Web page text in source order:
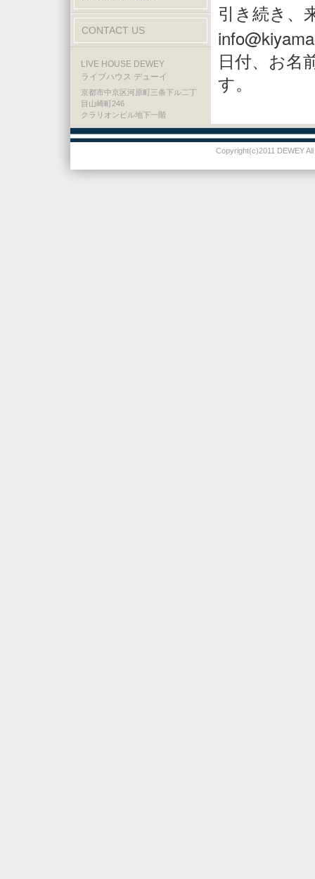
CONTACT US
LIVE HOUSE DEWEY
ライブハウス デューイ
京都市中京区河原町三条下ル二丁
目山崎町246
クラリオンビル地下一階
引き続き、
日付、お名
す。
Copyright(c)2011 DEWEY